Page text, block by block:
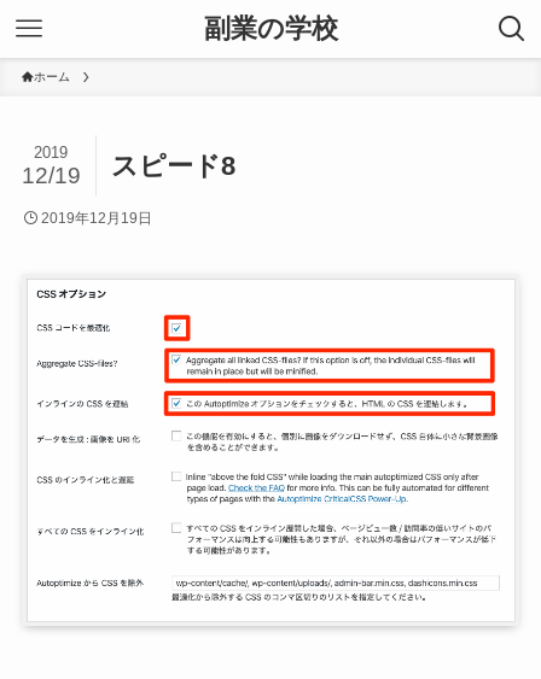
副業の学校
ホーム
スピード8
2019
12/19
2019年12月19日